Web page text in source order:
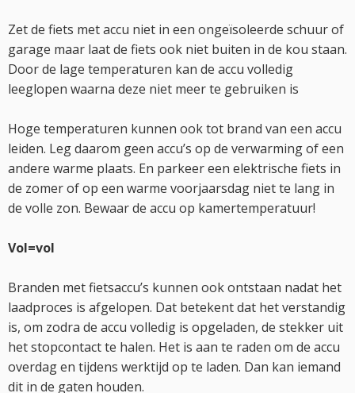
Zet de fiets met accu niet in een ongeïsoleerde schuur of
garage maar laat de fiets ook niet buiten in de kou staan.
Door de lage temperaturen kan de accu volledig
leeglopen waarna deze niet meer te gebruiken is
Hoge temperaturen kunnen ook tot brand van een accu
leiden. Leg daarom geen accu’s op de verwarming of een
andere warme plaats. En parkeer een elektrische fiets in
de zomer of op een warme voorjaarsdag niet te lang in
de volle zon. Bewaar de accu op kamertemperatuur!
Vol=vol
Branden met fietsaccu’s kunnen ook ontstaan nadat het
laadproces is afgelopen. Dat betekent dat het verstandig
is, om zodra de accu volledig is opgeladen, de stekker uit
het stopcontact te halen. Het is aan te raden om de accu
overdag en tijdens werktijd op te laden. Dan kan iemand
dit in de gaten houden.